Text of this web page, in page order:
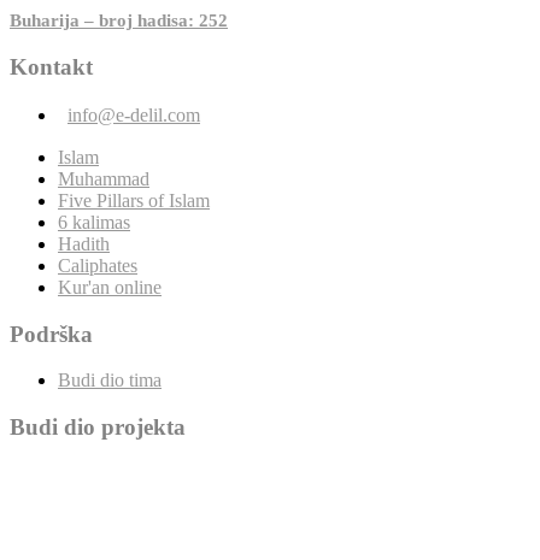
Buharija – broj hadisa: 252
Kontakt
info@e-delil.com
Islam
Muhammad
Five Pillars of Islam
6 kalimas
Hadith
Caliphates
Kur'an online
Podrška
Budi dio tima
Budi dio projekta